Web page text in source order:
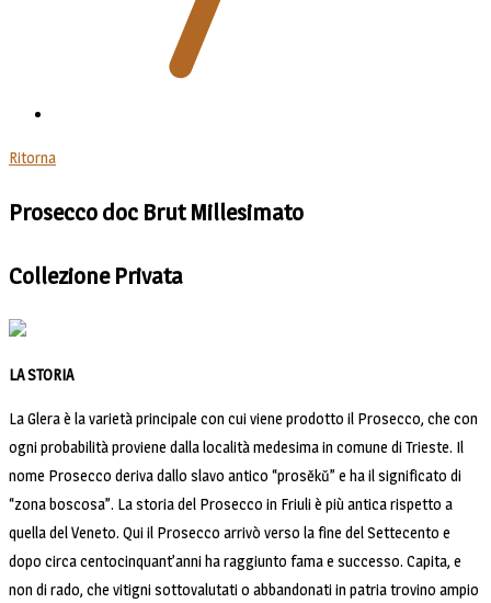
Ritorna
Prosecco doc Brut Millesimato
Collezione Privata
LA STORIA
La Glera è la varietà principale con cui viene prodotto il Prosecco, che con
ogni probabilità proviene dalla località medesima in comune di Trieste. Il
nome Prosecco deriva dallo slavo antico “prosěkǔ” e ha il significato di
“zona boscosa”. La storia del Prosecco in Friuli è più antica rispetto a
quella del Veneto. Qui il Prosecco arrivò verso la fine del Settecento e
dopo circa centocinquant’anni ha raggiunto fama e successo. Capita, e
non di rado, che vitigni sottovalutati o abbandonati in patria trovino ampio